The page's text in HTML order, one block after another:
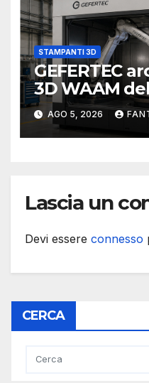
STAMPANTI 3D
GEFERTEC
3D WAAM
camera
AGO 5, 2026
Lascia un
Devi essere connesso
CERCA